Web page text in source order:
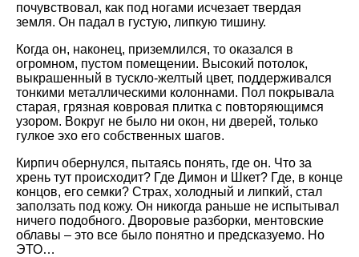
почувствовал, как под ногами исчезает твердая
земля. Он падал в густую, липкую тишину.
Когда он, наконец, приземлился, то оказался в
огромном, пустом помещении. Высокий потолок,
выкрашенный в тускло-желтый цвет, поддерживался
тонкими металлическими колоннами. Пол покрывала
старая, грязная ковровая плитка с повторяющимся
узором. Вокруг не было ни окон, ни дверей, только
гулкое эхо его собственных шагов.
Кирпич обернулся, пытаясь понять, где он. Что за
хрень тут происходит? Где Димон и Шкет? Где, в конце
концов, его семки? Страх, холодный и липкий, стал
заползать под кожу. Он никогда раньше не испытывал
ничего подобного. Дворовые разборки, ментовские
облавы – это все было понятно и предсказуемо. Но
ЭТО…